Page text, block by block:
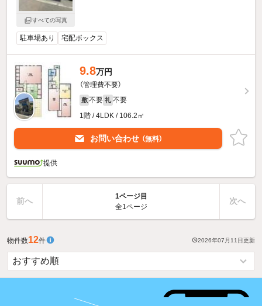
すべての写真
駐車場あり 宅配ボックス
9.8万円
（管理費不要）
敷 不要 礼 不要
1階 / 4LDK / 106.2㎡
お問い合わせ （無料）
提供
前へ
1ページ目
全1ページ
次へ
物件数12件 2026年07月11日更新